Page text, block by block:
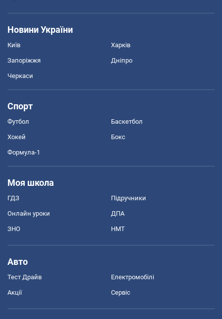
Новини України
Київ Харків
Запоріжжя Дніпро
Черкаси
Спорт
Футбол Баскетбол
Хокей Бокс
Формула-1
Моя школа
ГДЗ Підручники
Онлайн уроки ДПА
ЗНО НМТ
Авто
Тест Драйв Електромобілі
Акції Сервіс